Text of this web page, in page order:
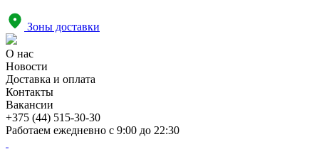
Зоны доставки
О нас
Новости
Доставка и оплата
Контакты
Вакансии
+375 (44) 515-30-30
Работаем ежедневно с 9:00 до 22:30